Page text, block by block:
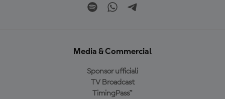
Media & Commercial
Sponsor ufficiali
TV Broadcast
TimingPass™